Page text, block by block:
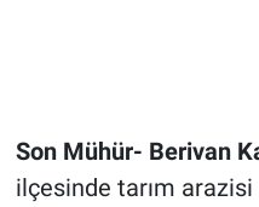
Son Mühür- Berivan
ilçesinde tarım